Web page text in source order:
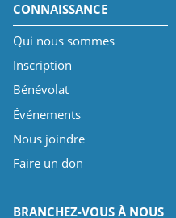
CONNAISSANCE
Qui nous sommes
Inscription
Bénévolat
Événements
Nous joindre
Faire un don
BRANCHEZ-VOUS À NOUS